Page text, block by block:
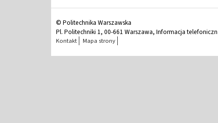
© Politechnika Warszawska
Pl. Politechniki 1, 00-661 Warszawa, Informacja
Kontakt Mapa strony